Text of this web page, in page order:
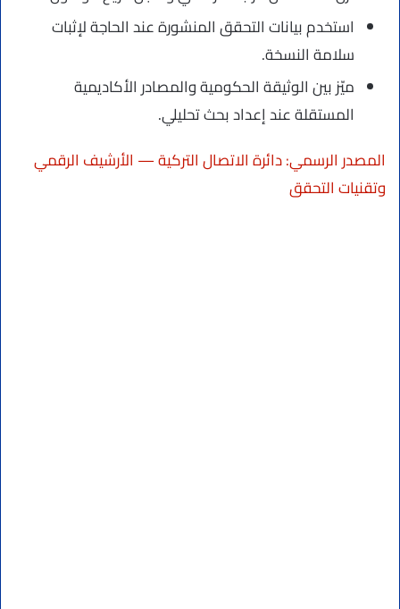
استخدم بيانات التحقق المنشورة عند الحاجة لإثبات
سلامة النسخة.
ميّز بين الوثيقة الحكومية والمصادر الأكاديمية
المستقلة عند إعداد بحث تحليلي.
المصدر الرسمي: دائرة الاتصال التركية — الأرشيف الرقمي
وتقنيات التحقق